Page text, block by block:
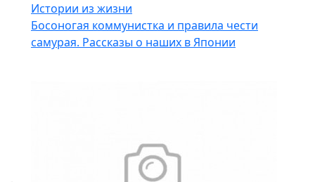
Истории из жизни
Босоногая коммунистка и правила чести
самурая. Рассказы о наших в Японии